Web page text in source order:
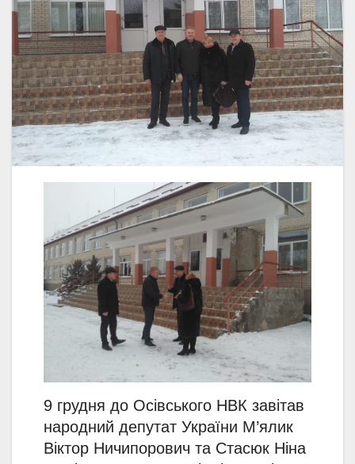
9 грудня до Осівського НВК завітав
народний депутат України М’ялик
Віктор Ничипорович та Стасюк Ніна